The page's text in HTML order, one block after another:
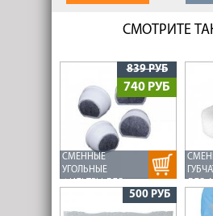
СМОТРИТЕ
839 РУБ
740 РУБ
СМЕННЫЕ
УГОЛЬНЫЕ
(2 ШТ.)
500 РУБ